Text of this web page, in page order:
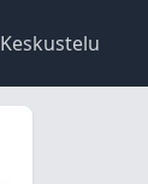
Keskustelu